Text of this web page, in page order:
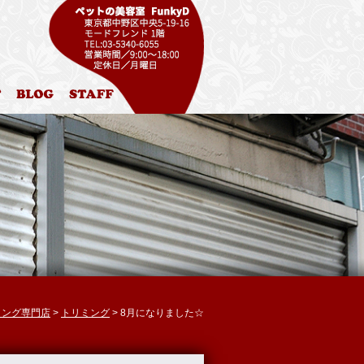
お問合わせ ブログ スタッフ紹介
グ専門店 > トリミング > 8月になりました☆